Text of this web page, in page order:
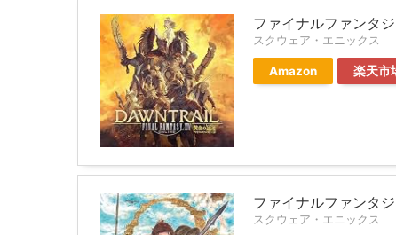
ファイナルファンタ
スクウェア・エニックス
Amazon 楽天市
ファイナルファンタ
スクウェア・エニックス